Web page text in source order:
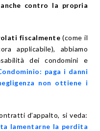
contro la propria
fiscalmente (come il
applicabile), abbiamo
dei condomini e
paga i danni
non ottiene i
d’appalto, si veda:
lamentarne la perdita